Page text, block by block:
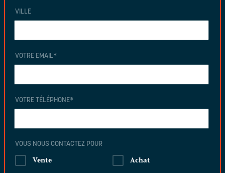
VILLE
VOTRE EMAIL*
VOTRE TÉLÉPHONE*
VOUS NOUS CONTACTEZ POUR
Vente Achat